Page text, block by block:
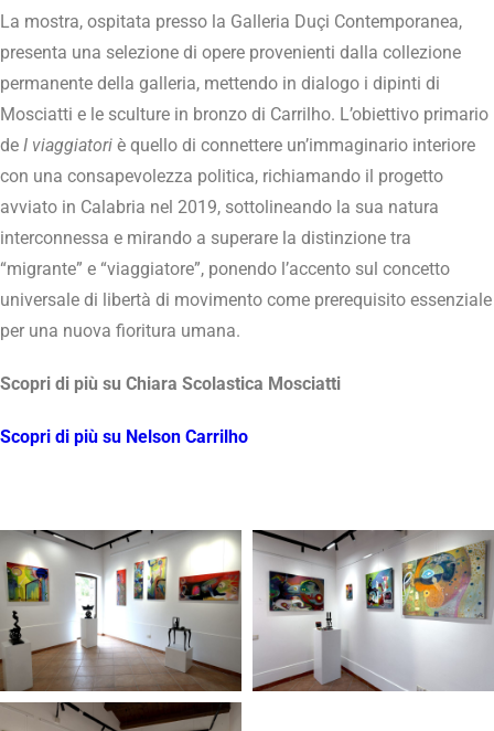
La mostra, ospitata presso la Galleria Duçi Contemporanea,
presenta una selezione di opere provenienti dalla collezione
permanente della galleria, mettendo in dialogo i dipinti di
Mosciatti e le sculture in bronzo di Carrilho. L’obiettivo primario
de I viaggiatori è quello di connettere un’immaginario interiore
con una consapevolezza politica, richiamando il progetto
avviato in Calabria nel 2019, sottolineando la sua natura
interconnessa e mirando a superare la distinzione tra
“migrante” e “viaggiatore”, ponendo l’accento sul concetto
universale di libertà di movimento come prerequisito essenziale
per una nuova fioritura umana.
Scopri di più su Chiara Scolastica Mosciatti
Scopri di più su Nelson Carrilho